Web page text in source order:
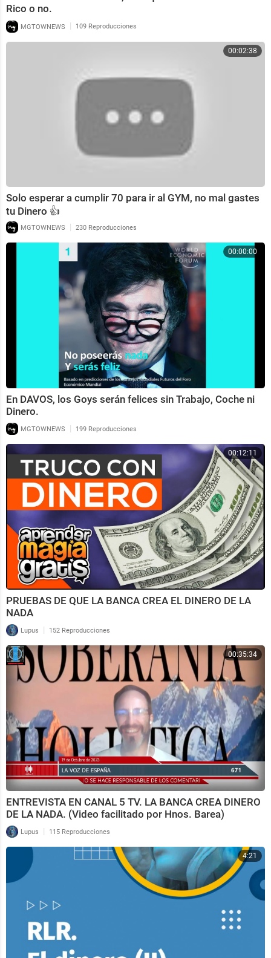
Rico o no.
MGTOWNEWS | 109 Reproducciones
00:02:38
Solo esperar a cumplir 70 para ir al GYM, no mal gastes
tu Dinero 👍
MGTOWNEWS | 230 Reproducciones
00:00:00
En DAVOS, los Goys serán felices sin Trabajo, Coche ni
Dinero.
MGTOWNEWS | 199 Reproducciones
00:12:11
PRUEBAS DE QUE LA BANCA CREA EL DINERO DE LA
NADA
Lupus | 152 Reproducciones
00:35:34
ENTREVISTA EN CANAL 5 TV. LA BANCA CREA DINERO
DE LA NADA. (Video facilitado por Hnos. Barea)
Lupus | 115 Reproducciones
4:21